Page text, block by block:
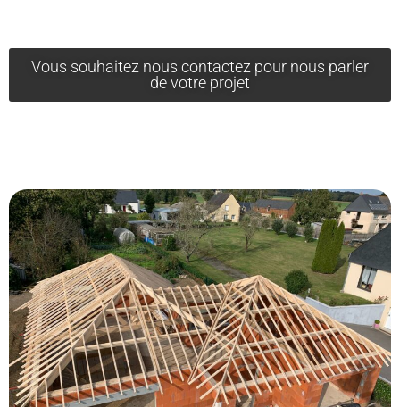
Extension-en-Ossature-Bois-Redon--300x225
Ossature Bois - Peillac - Morbihan
ossature bois2
img_1692
Ossature Bois Allaire
Vous souhaitez nous contactez pour nous parler
de votre projet